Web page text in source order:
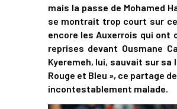
mais la passe de Mohamed
se montrait trop court sur
encore les Auxerrois qui ont
reprises devant Ousmane
Kyeremeh, lui, sauvait sur sa
Rouge et Bleu », ce partage
incontestablement malade.